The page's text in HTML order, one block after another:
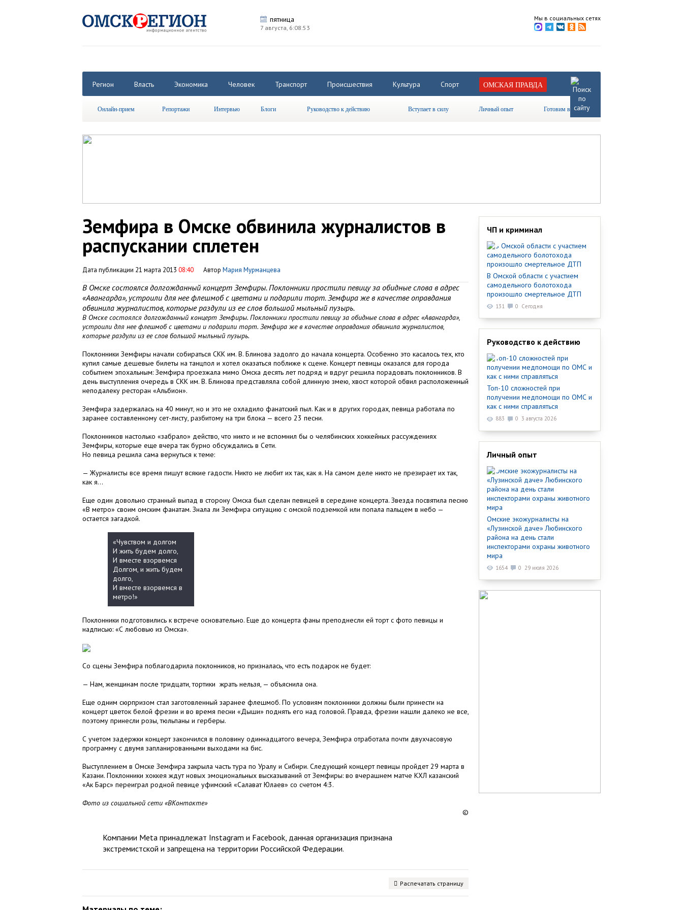
пятница
7 августа, 6:08:54
Мы в социальных сетях
Регион Власть Экономика Человек Транспорт Происшествия Культура Спорт ОМСКАЯ ПРАВДА
Онлайн-прием Репортажи Интервью Блоги Руководство к действию Вступает в силу Личный опыт Готовим вместе
Земфира в Омске обвинила журналистов в
распускании сплетен
Дата публикации 21 марта 2013 08:40 Автор Мария Мурманцева
В Омске состоялся долгожданный концерт Земфиры. Поклонники простили певицу за обидные слова в адрес
«Авангарда», устроили для нее флешмоб с цветами и подарили торт. Земфира же в качестве оправдания
обвинила журналистов, которые раздули из ее слов большой мыльный пузырь.
В Омске состоялся долгожданный концерт Земфиры. Поклонники простили певицу за обидные слова в адрес «Авангарда»,
устроили для нее флешмоб с цветами и подарили торт. Земфира же в качестве оправдания обвинила журналистов,
которые раздули из ее слов большой мыльный пузырь.
Поклонники Земфиры начали собираться СКК им. В. Блинова задолго до начала концерта. Особенно это касалось тех, кто
купил самые дешевые билеты на танцпол и хотел оказаться поближе к сцене. Концерт певицы оказался для города
событием эпохальным: Земфира проезжала мимо Омска десять лет подряд и вдруг решила порадовать поклонников. В
день выступления очередь в СКК им. В. Блинова представляла собой длинную змею, хвост которой обвил расположенный
неподалеку ресторан «Альбион».
Земфира задержалась на 40 минут, но и это не охладило фанатский пыл. Как и в других городах, певица работала по
заранее составленному сет-листу, разбитому на три блока — всего 23 песни.
Поклонников настолько «забрало» действо, что никто и не вспомнил бы о челябинских хоккейных рассуждениях
Земфиры, которые еще вчера так бурно обсуждались в Сети.
Но певица решила сама вернуться к теме:
— Журналисты все время пишут всякие гадости. Никто не любит их так, как я. На самом деле никто не презирает их так,
как я…
Еще один довольно странный выпад в сторону Омска был сделан певицей в середине концерта. Звезда посвятила песню
«В метро» своим омским фанатам. Знала ли Земфира ситуацию с омской подземкой или попала пальцем в небо —
остается загадкой.
«Чувством и долгом
И жить будем долго,
И вместе взорвемся
Долгом, и жить будем
долго,
И вместе взорвемся в
метро!»
Поклонники подготовились к встрече основательно. Еще до концерта фаны преподнесли ей торт с фото певицы и
надписью: «С любовью из Омска».
Со сцены Земфира поблагодарила поклонников, но призналась, что есть подарок не будет:
— Нам, женщинам после тридцати, тортики жрать нельзя, — объяснила она.
Еще одним сюрпризом стал заготовленный заранее флешмоб. По условиям поклонники должны были принести на
концерт цветок белой фрезии и во время песни «Дыши» поднять его над головой. Правда, фрезии нашли далеко не все,
поэтому принесли розы, тюльпаны и герберы.
С учетом задержки концерт закончился в половину одиннадцатого вечера, Земфира отработала почти двухчасовую
программу с двумя запланированными выходами на бис.
Выступлением в Омске Земфира закрыла часть тура по Уралу и Сибири. Следующий концерт певицы пройдет 29 марта в
Казани. Поклонники хоккея ждут новых эмоциональных высказываний от Земфиры: во вчерашнем матче КХЛ казанский
«Ак Барс» переиграл родной певице уфимский «Салават Юлаев» со счетом 4:3.
Фото из социальной сети «ВКонтакте»
©
Компании Meta принадлежат Instagram и Facebook, данная организация признана
экстремистской и запрещена на территории Российской Федерации.
Распечатать страницу
ЧП и криминал
В Омской области с участием
самодельного болотохода
произошло смертельное ДТП
131 0 Сегодня
Руководство к действию
Топ-10 сложностей при
получении медпомощи по ОМС и
как с ними справляться
883 0 3 августа 2026
Личный опыт
Омские экожурналисты на
«Лузинской даче» Любинского
района на день стали
инспекторами охраны животного
мира
1654 0 29 июля 2026